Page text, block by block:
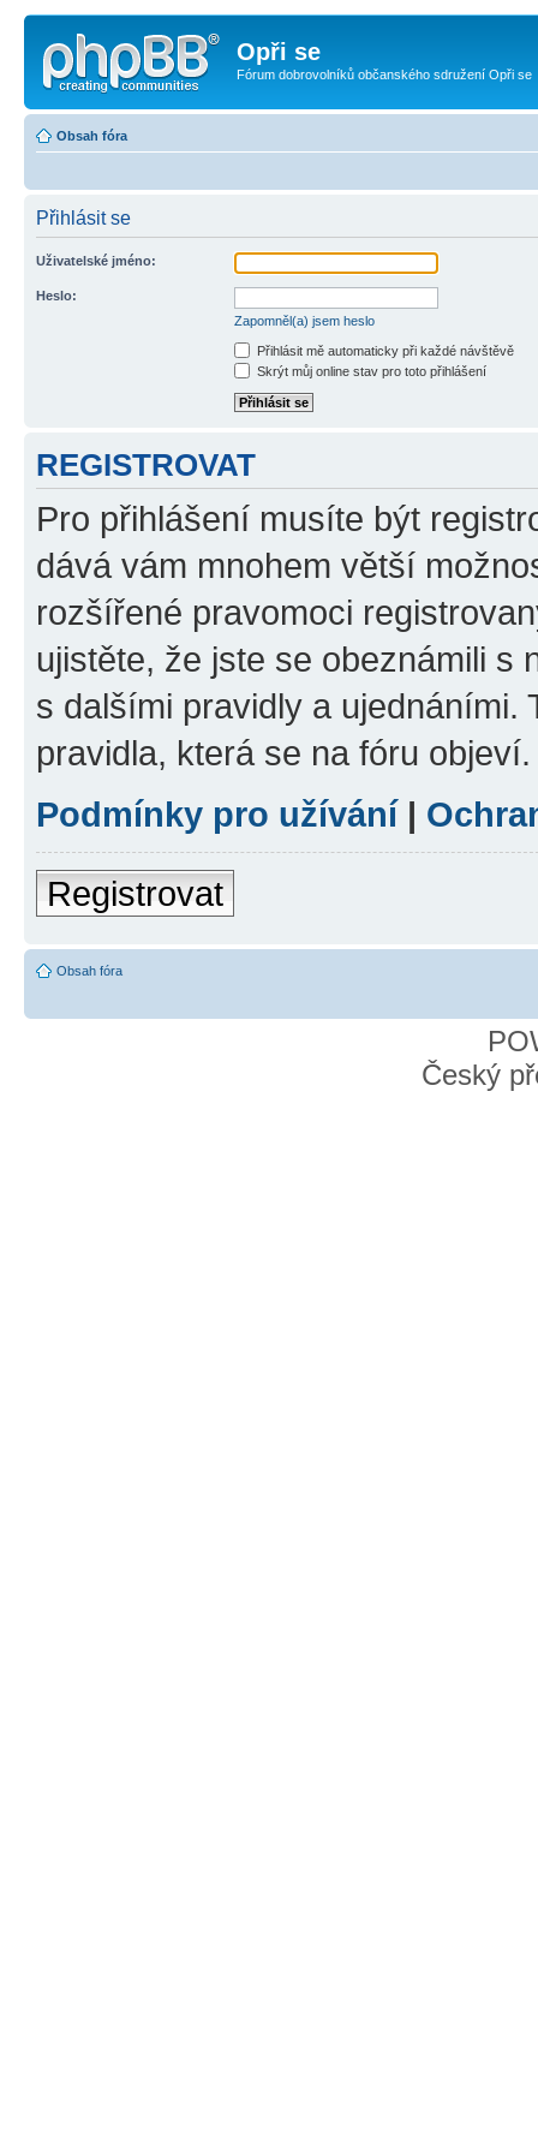
Opři se
Fórum dobrovolníků občanského sdružení Opři se
Obsah fóra
Přihlásit se
Uživatelské jméno:
Heslo:
Zapomněl(a) jsem heslo
Přihlásit mě automaticky při každé návštěvě
Skrýt můj online stav pro toto přihlášení
REGISTROVAT
Pro přihlášení musíte být
dává vám mnohem větší
rozšířené pravomoci
ujistěte, že jste se obeznámili s
s dalšími pravidly a ujednáními.
pravidla, která se na fóru objeví.
Podmínky pro užívání |
Registrovat
Obsah fóra
Český